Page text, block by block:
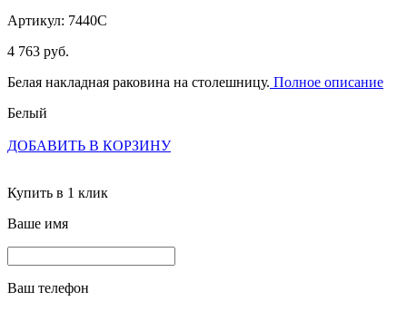
Артикул: 7440C
4 763 руб.
Белая накладная раковина на столешницу. Полное описание
Белый
ДОБАВИТЬ В КОРЗИНУ
Купить в 1 клик
Ваше имя
Ваш телефон